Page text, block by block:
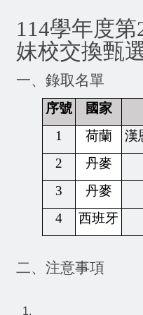
114學年度第
妹校交換甄
一、錄取名單
序號 國家
1
荷蘭 漢
2
丹麥
3
丹麥
4
西班牙
二、注意事項